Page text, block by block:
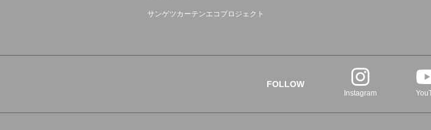
サンゲツカーテンエコプロジェクト
FOLLOW
Instagram